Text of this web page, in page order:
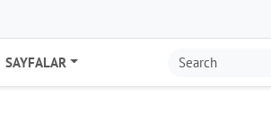
SAYFALAR